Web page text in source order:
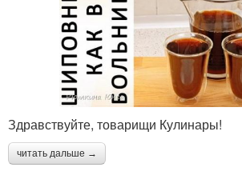
Здравствуйте, товарищи Кулинары!
читать дальше →